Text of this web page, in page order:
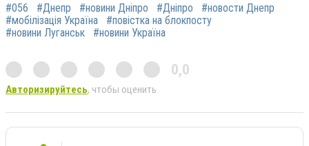
#056 #Днепр #новини Дніпро #Дніпро
#новости Днепр
#мобілізація Україна
#повістка на блокпосту
#новини Луганськ
#новини Україна
0,0
Авторизируйтесь, чтобы оценить